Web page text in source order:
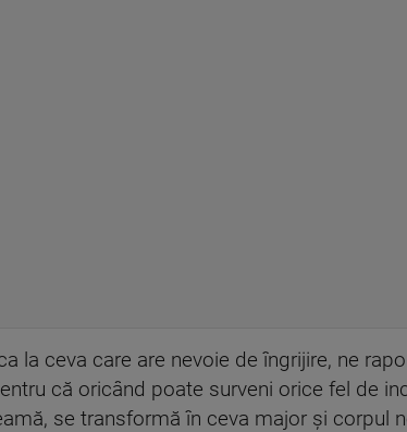
la ceva care are nevoie de îngrijire, ne
că oricând poate surveni orice fel de
se transformă în ceva major şi corpul